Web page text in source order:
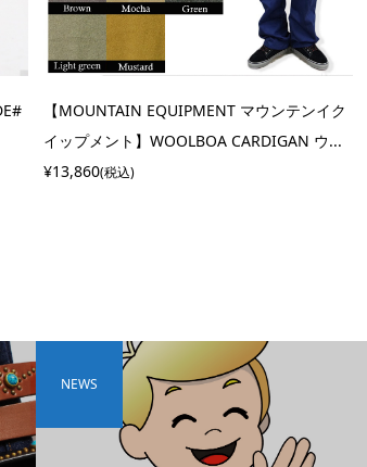
【MOUNTAIN EQUIPMENT マウンテンイク
イップメント】WOOLBOA CARDIGAN ウ...
¥13,860(税込)
NEWS